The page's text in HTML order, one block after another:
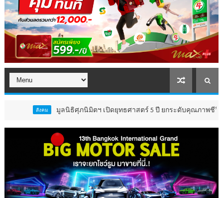
มูลนิธิศุภนิมิตฯ เปิดยุทธศาสตร์ 5 ปี ยกระดับคุณภาพชีวิต ‘เด็ก 4 ล้า